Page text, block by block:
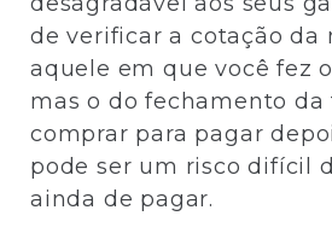
de verificar a cotação da
aquele em que você fez
mas o do fechamento da
comprar para pagar
pode ser um risco difícil
ainda de pagar.